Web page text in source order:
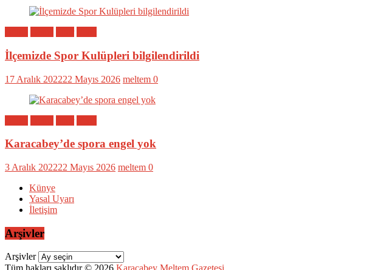
İlçemizde Spor Kulüpleri bilgilendirildi
17 Aralık 202222 Mayıs 2026 meltem 0
Karacabey’de spora engel yok
3 Aralık 202222 Mayıs 2026 meltem 0
Künye
Yasal Uyarı
İletişim
Arşivler
Arşivler